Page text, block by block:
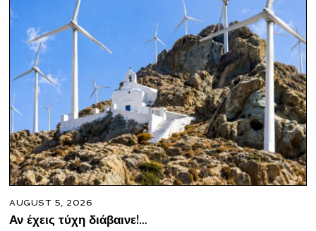
AUGUST 5, 2026
Αν έχεις τύχη διάβαινε!…